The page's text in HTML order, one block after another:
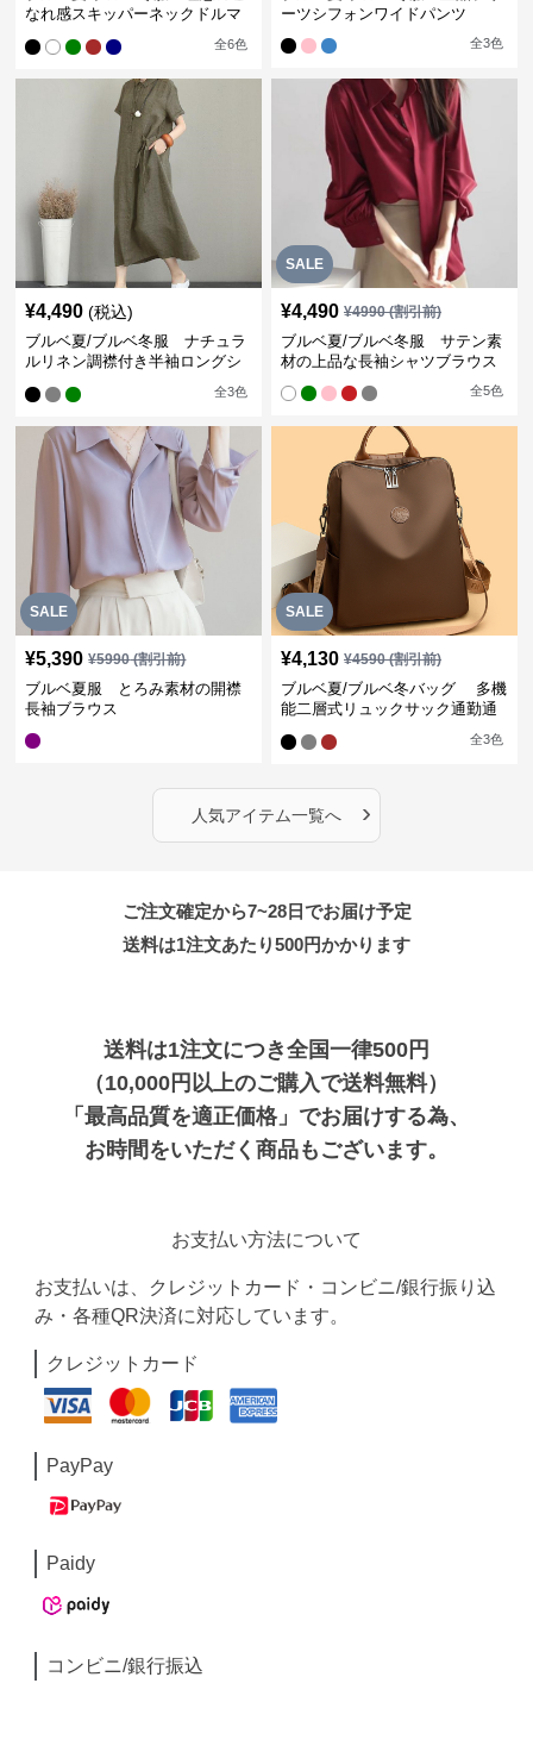
なれ感スキッパーネックドルマ
全6色
ーツシフォンワイドパンツ
全3色
¥4,490 (税込)
ブルベ夏/ブルベ冬服 ナチュラ
ルリネン調襟付き半袖ロングシ
全3色
SALE
¥4,490 ¥4990(割引前)
ブルベ夏/ブルベ冬服 サテン素
材の上品な長袖シャツブラウス
全5色
SALE
¥5,390 ¥5990(割引前)
ブルベ夏服 とろみ素材の開襟
長袖ブラウス
SALE
¥4,130 ¥4590(割引前)
ブルベ夏/ブルベ冬バッグ 多機
能二層式リュックサック通勤通
全3色
人気アイテム一覧へ ›
ご注文確定から7~28日でお届け予定
送料は1注文あたり500円かかります
送料は1注文につき全国一律500円
（10,000円以上のご購入で送料無料）
「最高品質を適正価格」でお届けする為、
お時間をいただく商品もございます。
お支払い方法について
お支払いは、クレジットカード・コンビニ/銀行振り込
み・各種QR決済に対応しています。
クレジットカード
PayPay
Paidy
コンビニ/銀行振込